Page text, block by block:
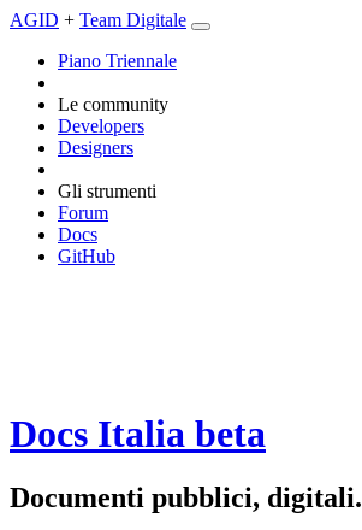
AGID + Team Digitale
Piano Triennale
Le community
Developers
Designers
Gli strumenti
Forum
Docs
GitHub
Docs Italia beta
Documenti pubblici, digitali.